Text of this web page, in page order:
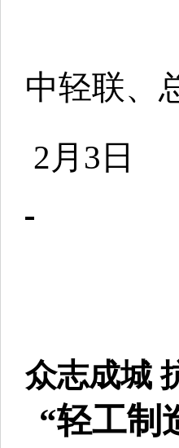
中轻联、
2 月 3 日
众志成城
“轻工制